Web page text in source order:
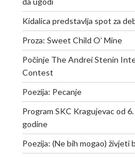
Kidalica predstavlja spot za
Proza: Sweet Child O’ Mine
Počinje The Andrei Stenin
Contest
Poezija: Pecanje
Program SKC Kragujevac od
godine
Poezija: (Ne bih mogao) živjeti